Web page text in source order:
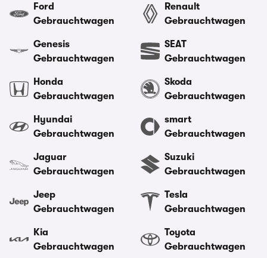
Ford
Gebrauchtwagen
Genesis
Gebrauchtwagen
Honda
Gebrauchtwagen
Hyundai
Gebrauchtwagen
Jaguar
Gebrauchtwagen
Jeep
Gebrauchtwagen
Kia
Gebrauchtwagen
Renault
Gebrauchtwagen
SEAT
Gebrauchtwagen
Skoda
Gebrauchtwagen
smart
Gebrauchtwagen
Suzuki
Gebrauchtwagen
Tesla
Gebrauchtwagen
Toyota
Gebrauchtwagen